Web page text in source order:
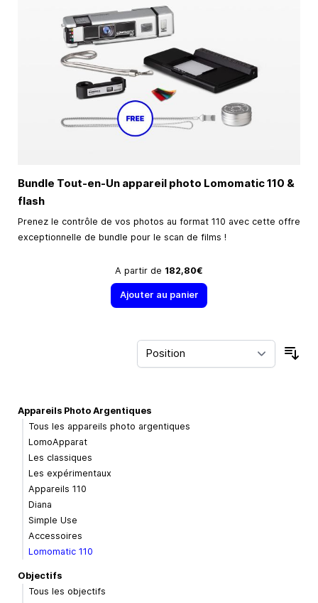
Bundle Tout-en-Un appareil photo Lomomatic 110 &
flash
Prenez le contrôle de vos photos au format 110 avec cette offre
exceptionnelle de bundle pour le scan de films !
A partir de 182,80€
Ajouter au panier
Appareils Photo Argentiques
Tous les appareils photo argentiques
LomoApparat
Les classiques
Les expérimentaux
Appareils 110
Diana
Simple Use
Accessoires
Lomomatic 110
Objectifs
Tous les objectifs